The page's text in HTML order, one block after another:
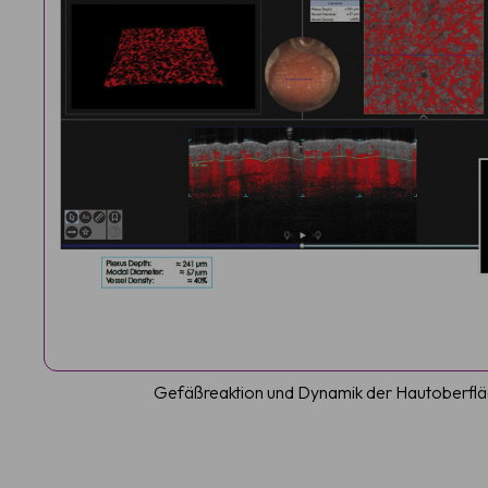
Gefäßreaktion und Dynamik der